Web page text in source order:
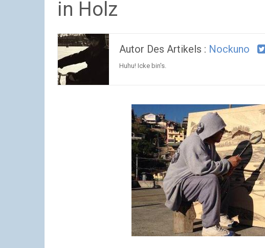
in Holz
Autor Des Artikels : Nockuno
Huhu! Icke bin's.